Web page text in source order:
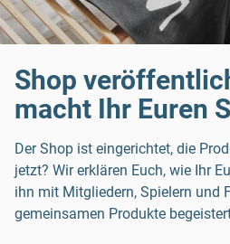
Shop
macht Ihr Euren
Der Shop ist eingerichtet, die
jetzt? Wir erklären Euch, wie Ihr
ihn mit Mitgliedern, Spielern und
gemeinsamen Produkte